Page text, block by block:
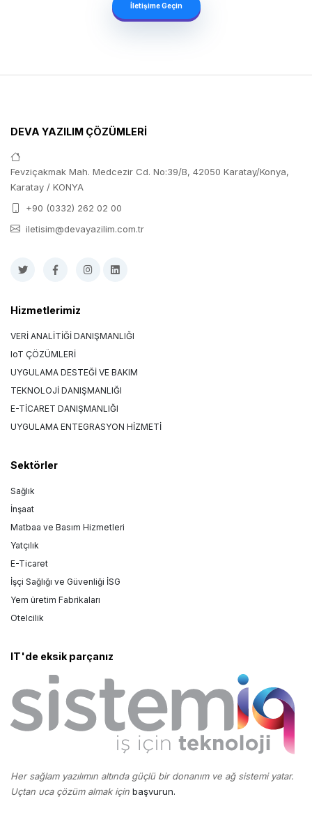
İletişime Geçin
DEVA YAZILIM ÇÖZÜMLERİ
Fevziçakmak Mah. Medcezir Cd. No:39/B, 42050 Karatay/Konya,
Karatay / KONYA
+90 (0332) 262 02 00
iletisim@devayazilim.com.tr
Hizmetlerimiz
VERİ ANALİTİĞİ DANIŞMANLIĞI
IoT ÇÖZÜMLERİ
UYGULAMA DESTEĞİ VE BAKIM
TEKNOLOJİ DANIŞMANLIĞI
E-TİCARET DANIŞMANLIĞI
UYGULAMA ENTEGRASYON HİZMETİ
Sektörler
Sağlık
İnşaat
Matbaa ve Basım Hizmetleri
Yatçılık
E-Ticaret
İşçi Sağlığı ve Güvenliği İSG
Yem üretim Fabrikaları
Otelcilik
IT'de eksik parçanız
Her sağlam yazılımın altında güçlü bir donanım ve ağ sistemi yatar.
Uçtan uca çözüm almak için başvurun.